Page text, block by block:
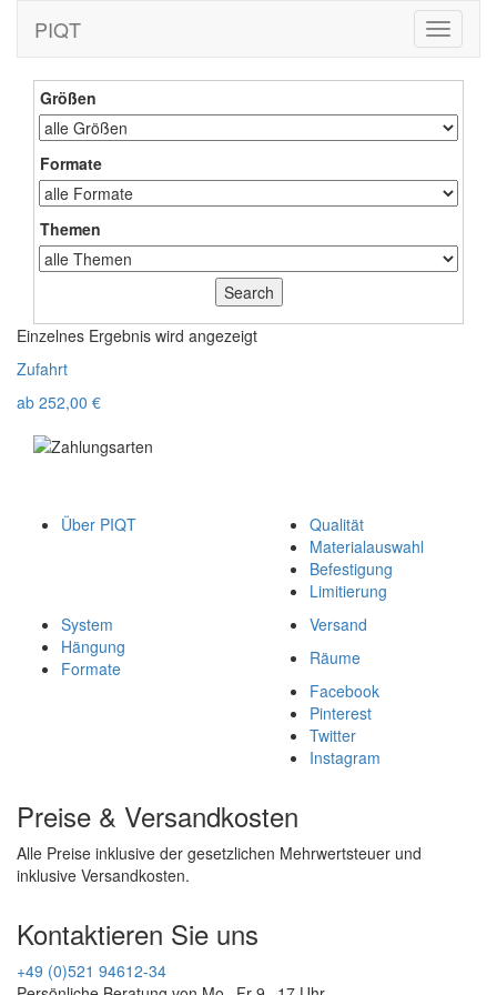
Toggle
PIQT
Größen
Formate
Themen
Einzelnes Ergebnis wird angezeigt
Zufahrt
ab 252,00 €
Über PIQT
Qualität
Materialauswahl
Befestigung
Limitierung
System
Hängung
Formate
Versand
Räume
Facebook
Pinterest
Twitter
Instagram
Preise & Versandkosten
Alle Preise inklusive der gesetzlichen Mehrwertsteuer und
inklusive Versandkosten.
Kontaktieren Sie uns
+49 (0)521 94612-34